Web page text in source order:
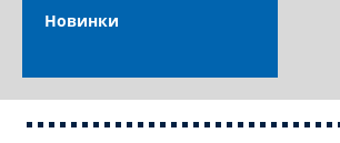
Новинки